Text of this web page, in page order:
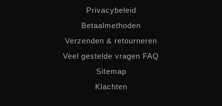
Privacybeleid
Betaalmethoden
Verzenden & retourneren
Veel gestelde vragen FAQ
Sitemap
Klachten